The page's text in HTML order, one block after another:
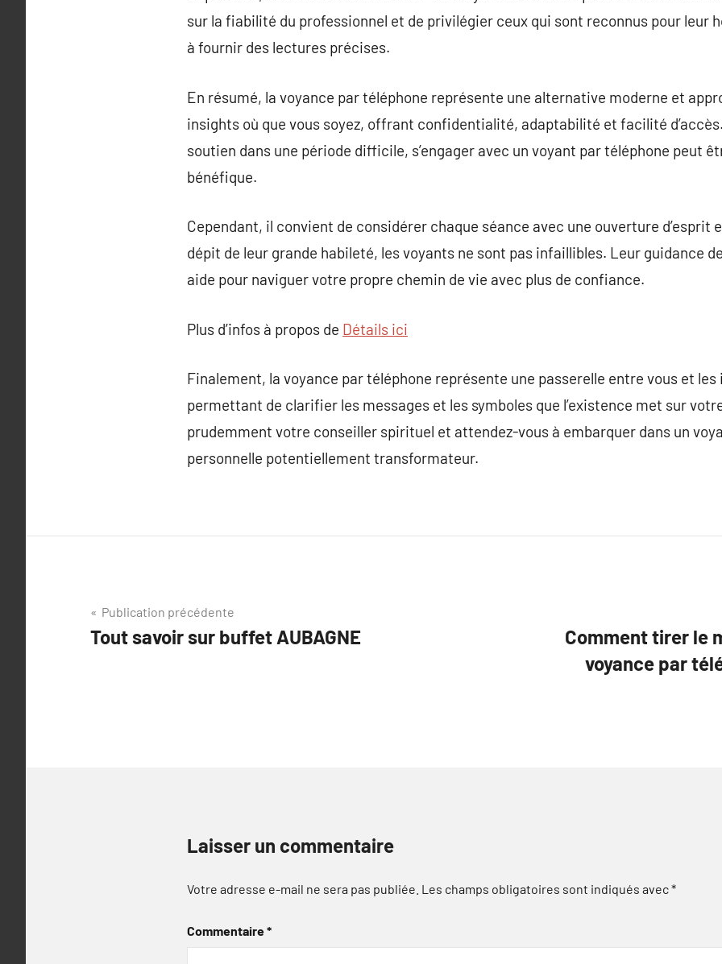
sur la fiabilité du professionnel et de privilégier ceux qui sont reconnus pour leur
à fournir des lectures précises.
En résumé, la voyance par téléphone représente une alternative moderne et
insights où que vous soyez, offrant confidentialité, adaptabilité et facilité
soutien dans une période difficile, s’engager avec un voyant par téléphone peut
bénéfique.
Cependant, il convient de considérer chaque séance avec une ouverture d’esprit
dépit de leur grande habileté, les voyants ne sont pas infaillibles. Leur guidance
aide pour naviguer votre propre chemin de vie avec plus de confiance.
Plus d’infos à propos de Détails ici
Finalement, la voyance par téléphone représente une passerelle entre vous et les
permettant de clarifier les messages et les symboles que l’existence met sur
prudemment votre conseiller spirituel et attendez-vous à embarquer dans un
personnelle potentiellement transformateur.
Navigation
de
Publication précédente
Tout savoir sur buffet AUBAGNE
Comment tirer le
voyance par
Laisser un commentaire
Votre adresse e-mail ne sera pas publiée. Les champs obligatoires sont indiqués avec*
Commentaire*